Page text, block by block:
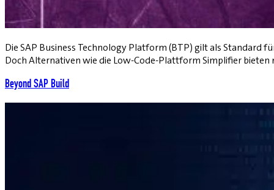
Die SAP Business Technology Platform (BTP) gilt als Standard
Doch Alternativen wie die Low-Code-Plattform Simplifier
Beyond SAP Build